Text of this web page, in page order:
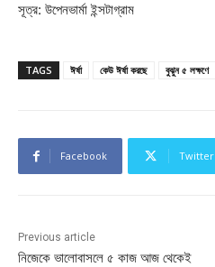
সূত্র: উপেনভার্মা ইন্সটাগ্রাম
TAGS ঈর্ষা কেউ ঈর্ষা করছে বুঝুন ৫ লক্ষণে
Facebook Twitter
Previous article
নিজেকে ভালোবাসলে ৫ কাজ আজ থেকেই